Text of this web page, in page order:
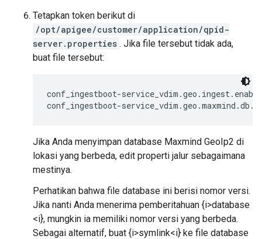
Tetapkan token berikut di
/opt/apigee/customer/application/qpid-
server.properties . Jika file tersebut tidak ada,
buat file tersebut:
conf_ingestboot-
conf_ingestboot-
Jika Anda menyimpan database Maxmind GeoIp2 di
lokasi yang berbeda, edit properti jalur sebagaimana
mestinya.
Perhatikan bahwa file database ini berisi nomor versi.
Jika nanti Anda menerima pemberitahuan {i>database
<i}, mungkin ia memiliki nomor versi yang berbeda.
Sebagai alternatif, buat {i>symlink<i} ke file database